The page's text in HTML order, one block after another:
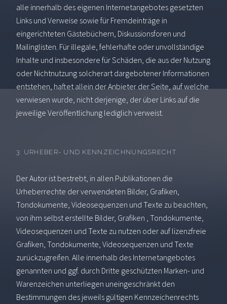
alle innerhalb des eigenen Internetangebotes gesetzten
Links und Verweise sowie für Fremdeinträge in
eingerichteten Gästebüchern, Diskussionsforen und
Mailinglisten. Für illegale, fehlerhafte oder unvollständige
Inhalte und insbesondere für Schäden, die aus der Nutzung
oder Nichtnutzung solcherart dargebotener Informationen
entstehen, haftet allein der Anbieter der Seite, auf welche
verwiesen wurde, nicht derjenige, der über Links auf die
jeweilige Veröffentlichung lediglich verweist.
3. URHEBER- UND KENNZEICHNUNGSRECHT
Der Autor ist bestrebt, in allen Publikationen die
Urheberrechte der verwendeten Bilder, Grafiken,
Tondokumente, Videosequenzen und Texte zu beachten,
von ihm selbst erstellte Bilder, Grafiken , Tondokumente,
Videosequenzen und Texte zu nutzen oder auf lizenzfreie
Grafiken, Tondokumente, Videosequenzen und Texte
zurückzugreifen. Alle innerhalb des Internetangebotes
genannten und ggf. durch Dritte geschützten Marken- und
Warenzeichen unterliegen uneingeschränkt den
Bestimmungen des jeweils gültigen Kennzeichenrechts